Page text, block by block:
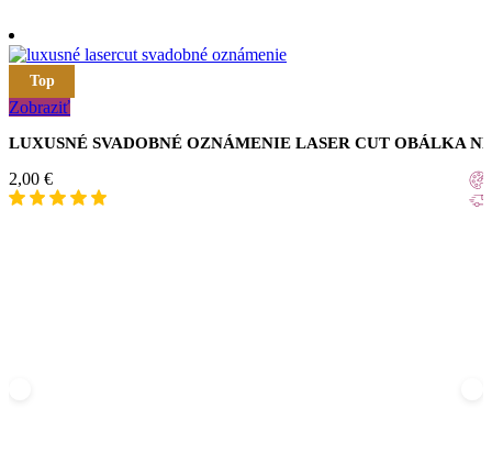
Top
Zobraziť
LUXUSNÉ SVADOBNÉ OZNÁMENIE LASER CUT OBÁLKA
2,00 €